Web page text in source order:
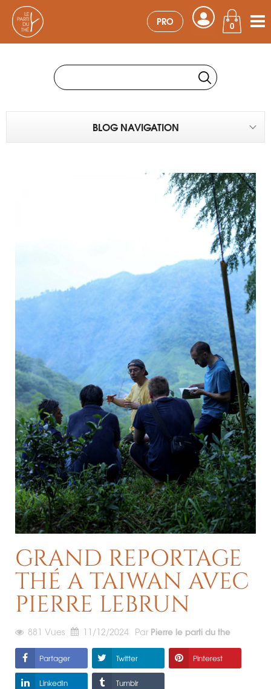
PRO 0
BLOG NAVIGATION
GRAND REPORTAGE
THÉ A TAIWAN AVEC
PIERRE LEBRUN
881 Vues 11/12/2024 Par Pierre le parti du the
Partager Twitter Pinterest
LinkedIn Tumblr